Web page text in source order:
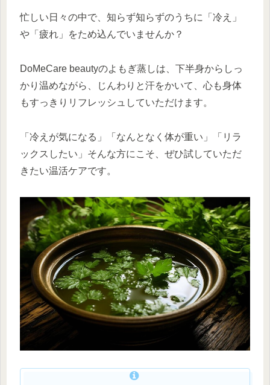
忙しい日々の中で、知らず知らずのうちに「冷え」
や「疲れ」をため込んでいませんか？
DoMeCare beautyのよもぎ蒸しは、下半身からしっ
かり温めながら、じんわりと汗をかいて、心も身体
もすっきりリフレッシュしていただけます。
「冷えが気になる」「なんとなく体が重い」「リラ
ックスしたい」そんな方にこそ、ぜひ試していただ
きたい温活ケアです。